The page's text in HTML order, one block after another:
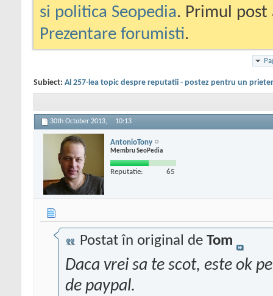
si politica Seopedia. Primul
Prezentare forumisti.
Subiect: Al 257-lea topic despre reputatii - postez pentru un
30th October 2013, 10:13
AntonioTony
Membru SeoPedia
Reputatie: 65
Postat în original de Tom
Daca vrei sa te scot, este ok
de paypal.